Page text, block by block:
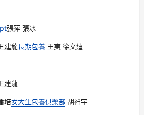
張萍 張冰
建龍長期包養 王夷 徐文迪
建龍
培女大生包養俱樂部 胡祥宇